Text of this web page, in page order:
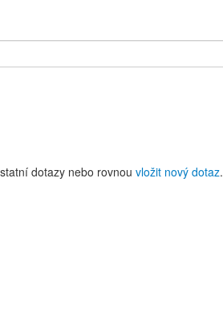
dotazy nebo rovnou vložit nový dotaz.